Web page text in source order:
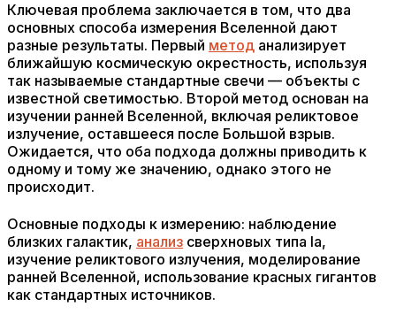
Ключевая проблема заключается в том, что два
основных способа измерения Вселенной дают
разные результаты. Первый метод анализирует
ближайшую космическую окрестность, используя
так называемые стандартные свечи — объекты с
известной светимостью. Второй метод основан на
изучении ранней Вселенной, включая реликтовое
излучение, оставшееся после Большой взрыв.
Ожидается, что оба подхода должны приводить к
одному и тому же значению, однако этого не
происходит.
Основные подходы к измерению: наблюдение
близких галактик, анализ сверхновых типа Ia,
изучение реликтового излучения, моделирование
ранней Вселенной, использование красных гигантов
как стандартных источников.